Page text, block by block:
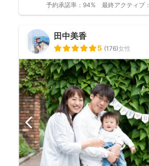
予約承諾率： 94% 最終アクティブ：
田中美香
5 (176)女性